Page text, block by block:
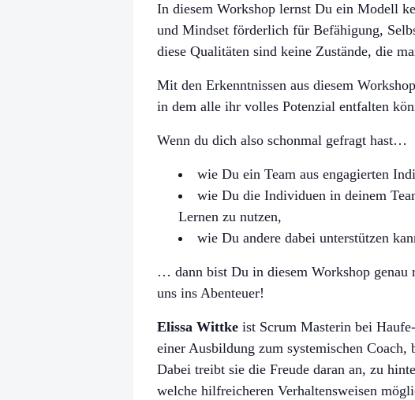
In diesem Workshop lernst Du ein Modell
und Mindset förderlich für Befähigung,
diese Qualitäten sind keine Zustände, die
Mit den Erkenntnissen aus diesem
in dem alle ihr volles Potenzial entfalten
Wenn du dich also schonmal gefragt hast…
wie Du ein Team aus engagierten
wie Du die Individuen in deinem
Lernen zu nutzen,
wie Du andere dabei unterstützen
… dann bist Du in diesem Workshop
uns ins Abenteuer!
Elissa Wittke ist Scrum Masterin bei
einer Ausbildung zum systemischen
Dabei treibt sie die Freude daran an, zu
welche hilfreicheren Verhaltensweisen